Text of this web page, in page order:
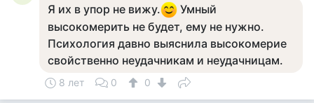
Я их в упор не вижу.
Умный
высокомерить не будет, ему не нужно.
Психология давно выяснила высокомерие
свойственно неудачникам и неудачницам.
8 лет 0 0